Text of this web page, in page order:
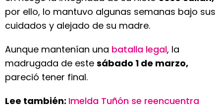
por ello, lo mantuvo algunas semanas bajo sus
cuidados y alejado de su madre.
Aunque mantenían una batalla legal, la
madrugada de este sábado 1 de marzo,
pareció tener final.
Lee también: Imelda Tuñón se reencuentra